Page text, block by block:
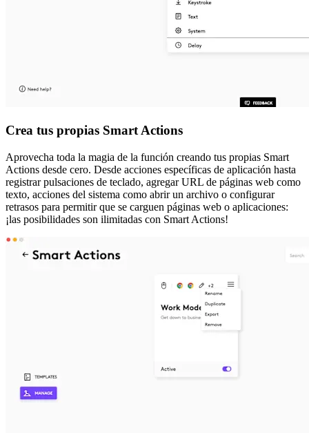
Crea tus propias Smart Actions
Aprovecha toda la magia de la función creando tus propias Smart
Actions desde cero. Desde acciones específicas de aplicación hasta
registrar pulsaciones de teclado, agregar URL de páginas web como
texto, acciones del sistema como abrir un archivo o configurar
retrasos para permitir que se carguen páginas web o aplicaciones:
¡las posibilidades son ilimitadas con Smart Actions!